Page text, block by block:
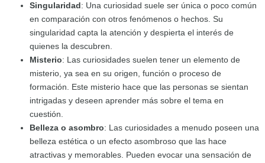
Singularidad: Una curiosidad suele ser única o poco común
en comparación con otros fenómenos o hechos. Su
singularidad capta la atención y despierta el interés de
quienes la descubren.
Misterio: Las curiosidades suelen tener un elemento de
misterio, ya sea en su origen, función o proceso de
formación. Este misterio hace que las personas se sientan
intrigadas y deseen aprender más sobre el tema en
cuestión.
Belleza o asombro: Las curiosidades a menudo poseen una
belleza estética o un efecto asombroso que las hace
atractivas y memorables. Pueden evocar una sensación de